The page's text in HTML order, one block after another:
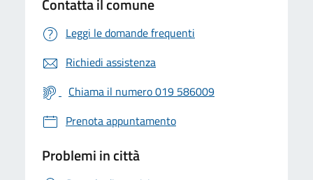
Contatta il comune
Leggi le domande frequenti
Richiedi assistenza
Chiama il numero 019 586009
Prenota appuntamento
Problemi in città